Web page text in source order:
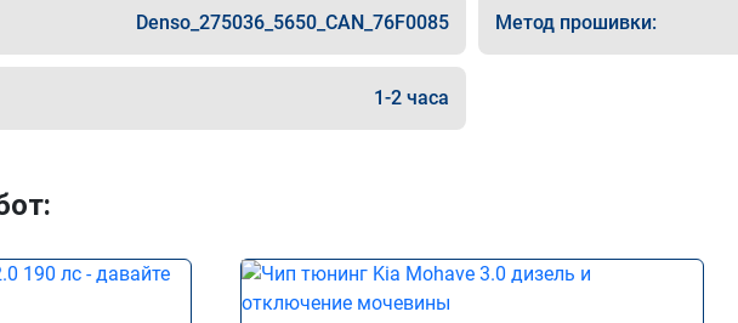
Denso_275036_5650_CAN_76F0085 Метод прошивки:
1-2 часа